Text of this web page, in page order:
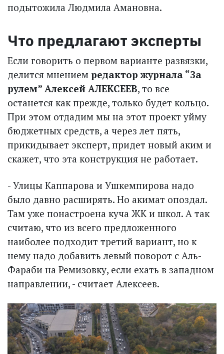
подытожила Людмила Амановна.
Что предлагают эксперты
Если говорить о первом варианте развязки,
делится мнением редактор журнала “За
рулем” Алексей АЛЕКСЕЕВ, то все
останется как прежде, только будет кольцо.
При этом отдадим мы на этот проект уйму
бюджетных средств, а через лет пять,
прикидывает эксперт, придет новый аким и
скажет, что эта конструкция не работает.
- Улицы Каппарова и Ушкемпирова надо
было давно расширять. Но акимат опоздал.
Там уже понастроена куча ЖК и школ. А так
считаю, что из всего предложенного
наиболее подходит третий вариант, но к
нему надо добавить левый поворот с Аль-
Фараби на Ремизовку, если ехать в западном
направлении, - считает Алексеев.